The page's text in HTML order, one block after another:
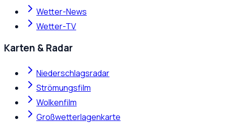
Wetter-News
Wetter-TV
Karten & Radar
Niederschlagsradar
Strömungsfilm
Wolkenfilm
Großwetterlagenkarte